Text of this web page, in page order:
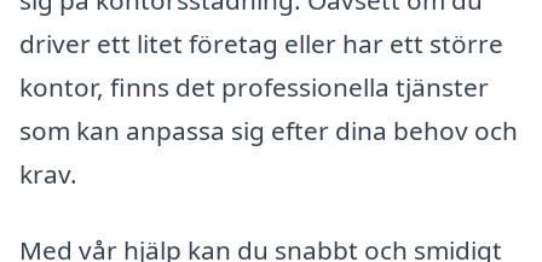
driver ett litet företag eller har ett större
kontor, finns det professionella tjänster
som kan anpassa sig efter dina behov och
krav.
Med vår hjälp kan du snabbt och smidigt